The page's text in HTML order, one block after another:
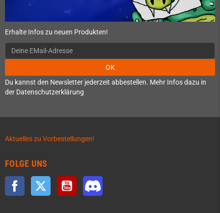
Erhalte Infos zu neuen Produkten!
OK
Du kannst den Newsletter jederzeit abbestellen. Mehr Infos dazu in
der Datenschutzerklärung
Aktuelles zu Vorbestellungen!
FOLGE UNS
Facebook Twitter YouTube